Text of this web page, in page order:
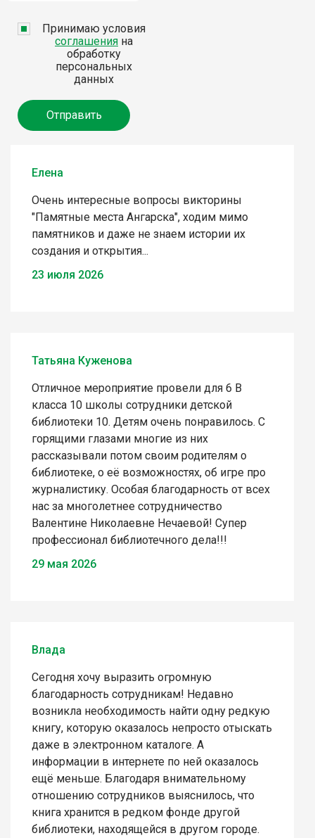
Принимаю условия
соглашения на
обработку
персональных
данных
Елена
Очень интересные вопросы викторины
"Памятные места Ангарска", ходим мимо
памятников и даже не знаем истории их
создания и открытия...
23 июля 2026
Татьяна Куженова
Отличное мероприятие провели для 6 В
класса 10 школы сотрудники детской
библиотеки 10. Детям очень понравилось. С
горящими глазами многие из них
рассказывали потом своим родителям о
библиотеке, о её возможностях, об игре про
журналистику. Особая благодарность от всех
нас за многолетнее сотрудничество
Валентине Николаевне Нечаевой! Супер
профессионал библиотечного дела!!!
29 мая 2026
Влада
Сегодня хочу выразить огромную
благодарность сотрудникам! Недавно
возникла необходимость найти одну редкую
книгу, которую оказалось непросто отыскать
даже в электронном каталоге. А
информации в интернете по ней оказалось
ещё меньше. Благодаря внимательному
отношению сотрудников выяснилось, что
книга хранится в редком фонде другой
библиотеки, находящейся в другом городе.